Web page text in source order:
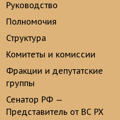
Руководство
Полномочия
Структура
Комитеты и комиссии
Фракции и депутатские
группы
Сенатор РФ —
Представитель от ВС РХ